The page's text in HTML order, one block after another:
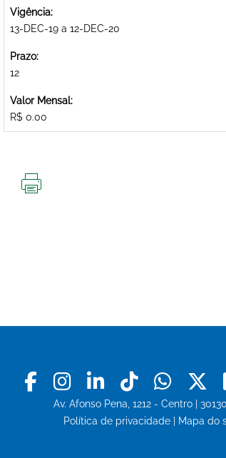
Vigência:
13-DEC-19 a 12-DEC-20
Prazo:
12
Valor Mensal:
R$ 0.00
Facebook
Instagram
LinkedinTiktok
Av. Afonso Pena, 1212 - Centro |
Política de privacidade
Mapa do